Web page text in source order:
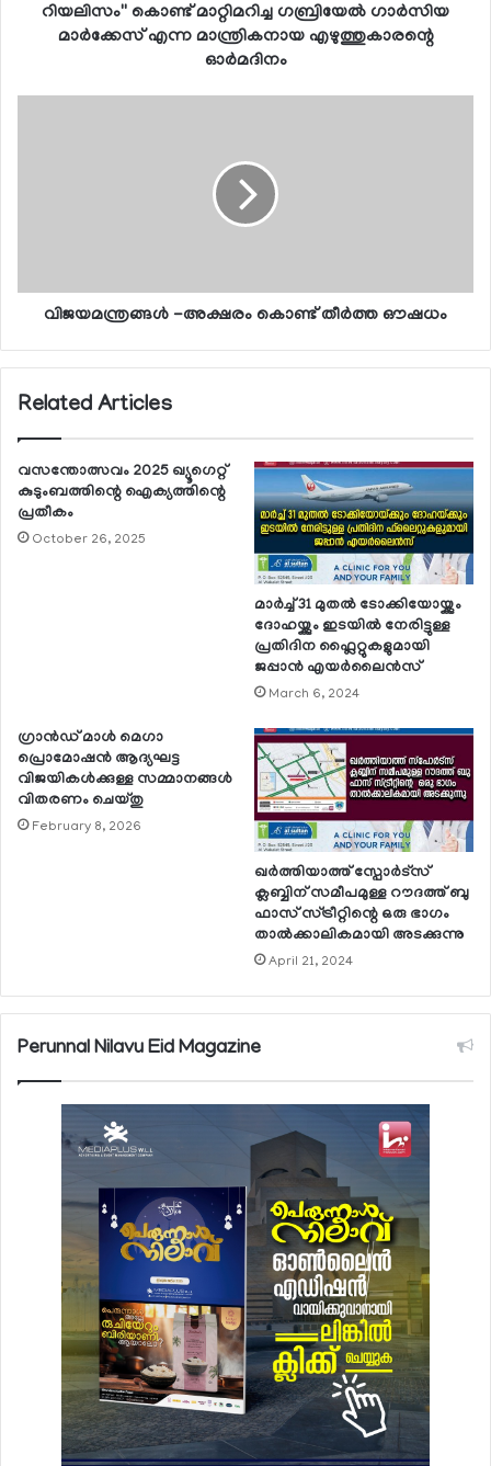
റിയലിസം'' കൊണ്ട് മാറ്റിമറിച്ച ഗബ്രിയേല്‍ ഗാര്‍സിയ
മാര്‍ക്കേസ് എന്ന മാന്ത്രികനായ എഴുത്തുകാരന്റെ
ഓര്‍മദിനം
വിജയമന്ത്രങ്ങള്‍ -അക്ഷരം കൊണ്ട് തീര്‍ത്ത ഔഷധം
Related Articles
വസന്തോത്സവം 2025 ഖ്യൂഗെറ്റ്
കുടുംബത്തിന്റെ ഐക്യത്തിന്റെ
പ്രതീകം
October 26, 2025
മാര്‍ച്ച് 31 മുതല്‍ ടോക്കിയോയ്ക്കും
ദോഹയ്ക്കും ഇടയില്‍ നേരിട്ടുള്ള
പ്രതിദിന ഫ്ലൈറ്റുകളുമായി
ജപ്പാന്‍ എയര്‍ലൈന്‍സ്
March 6, 2024
ഗ്രാന്‍ഡ് മാള്‍ മെഗാ
പ്രൊമോഷന്‍ ആദ്യഘട്ട
വിജയികള്‍ക്കുള്ള സമ്മാനങ്ങള്‍
വിതരണം ചെയ്തു
February 8, 2026
ഖര്‍ത്തിയാത്ത് സ്പോര്‍ട്സ്
ക്ലബ്ബിന് സമീപമുള്ള റൗദത്ത് ബു
ഫാസ് സ്ട്രീറ്റിന്റെ ഒരു ഭാഗം
താല്‍ക്കാലികമായി അടക്കുന്നു
April 21, 2024
Perunnal Nilavu Eid Magazine